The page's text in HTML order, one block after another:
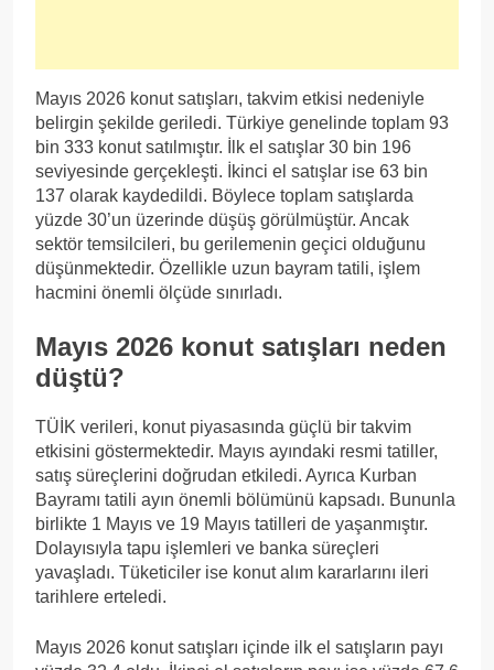
Mayıs 2026 konut satışları, takvim etkisi nedeniyle
belirgin şekilde geriledi. Türkiye genelinde toplam 93
bin 333 konut satılmıştır. İlk el satışlar 30 bin 196
seviyesinde gerçekleşti. İkinci el satışlar ise 63 bin
137 olarak kaydedildi. Böylece toplam satışlarda
yüzde 30’un üzerinde düşüş görülmüştür. Ancak
sektör temsilcileri, bu gerilemenin geçici olduğunu
düşünmektedir. Özellikle uzun bayram tatili, işlem
hacmini önemli ölçüde sınırladı.
Mayıs 2026 konut satışları neden
düştü?
TÜİK verileri, konut piyasasında güçlü bir takvim
etkisini göstermektedir. Mayıs ayındaki resmi tatiller,
satış süreçlerini doğrudan etkiledi. Ayrıca Kurban
Bayramı tatili ayın önemli bölümünü kapsadı. Bununla
birlikte 1 Mayıs ve 19 Mayıs tatilleri de yaşanmıştır.
Dolayısıyla tapu işlemleri ve banka süreçleri
yavaşladı. Tüketiciler ise konut alım kararlarını ileri
tarihlere erteledi.
Mayıs 2026 konut satışları içinde ilk el satışların payı